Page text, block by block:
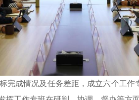
完成情况及任务差距，成立六个工作